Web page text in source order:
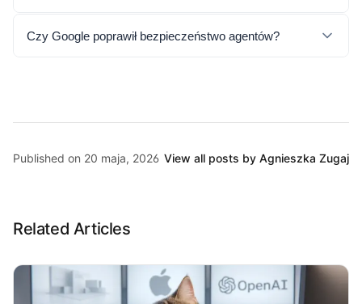
Czy Google poprawił bezpieczeństwo agentów?
Published on 20 maja, 2026 View all posts by Agnieszka Zugaj
Related Articles